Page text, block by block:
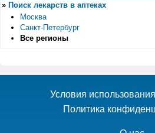
» Поиск лекарств в аптеках
Москва
Санкт-Петербург
Все регионы
Условия
Политика